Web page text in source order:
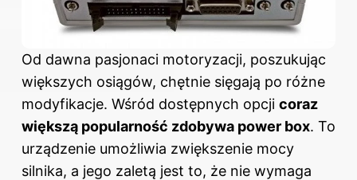
Od dawna pasjonaci motoryzacji, poszukując
większych osiągów, chętnie sięgają po różne
modyfikacje. Wśród dostępnych opcji coraz
większą popularność zdobywa power box. To
urządzenie umożliwia zwiększenie mocy
silnika, a jego zaletą jest to, że nie wymaga